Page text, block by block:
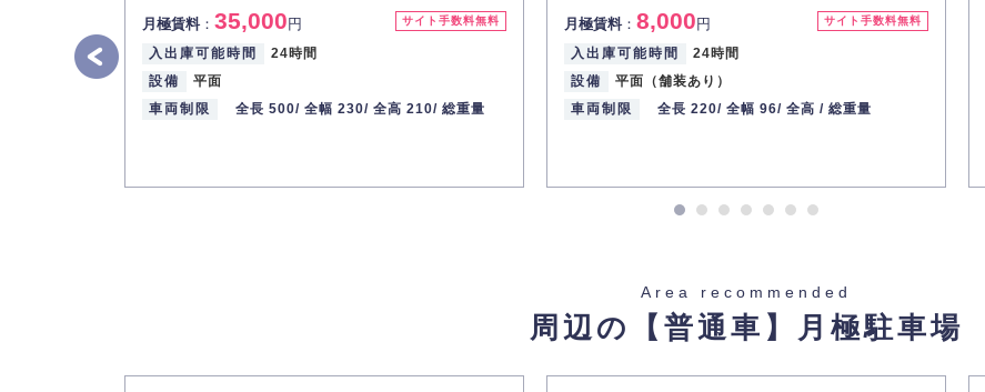
株式会社ミコト
代表取締役社長 野口 幸男
サイト手数料無料
月極賃料： 35,000円
入出庫可能時間
24時間
設備
平面
車両制限
全長 500/ 全幅 230/ 全高 210/ 総重量
サイト手数料無料
月極賃料： 8,000円
入出庫可能時間
24時間
設備
平面（舗装あり）
車両制限
全長 220/ 全幅 96/ 全高 / 総重量
Area recommended
周辺の【普通車】 月極駐車場